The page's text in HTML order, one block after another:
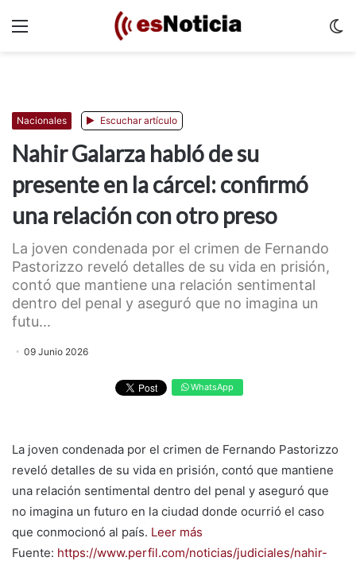
Nacionales Escuchar artículo
Nahir Galarza habló de su
presente en la cárcel: confirmó
una relación con otro preso
La joven condenada por el crimen de Fernando
Pastorizzo reveló detalles de su vida en prisión,
contó que mantiene una relación sentimental
dentro del penal y aseguró que no imagina un
futu...
09 Junio 2026
WhatsApp
La joven condenada por el crimen de Fernando Pastorizzo
reveló detalles de su vida en prisión, contó que mantiene
una relación sentimental dentro del penal y aseguró que
no imagina un futuro en la ciudad donde ocurrió el caso
que conmocionó al país. Leer más
Fuente: https://www.perfil.com/noticias/judiciales/nahir-